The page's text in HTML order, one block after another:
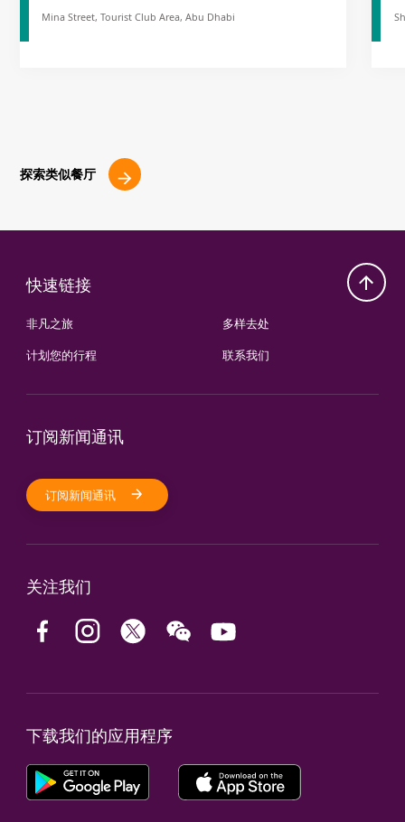
Mina Street, Tourist Club Area, Abu Dhabi
探索类似餐厅
快速链接
非凡之旅
计划您的行程
多样去处
联系我们
订阅新闻通讯
订阅新闻通讯
关注我们
下载我们的应用程序